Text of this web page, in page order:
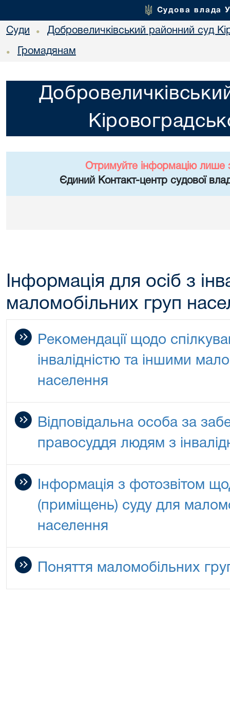
Судова влада
Суди • Добровеличківський районний суд
• Громадянам
Отримуйте інформацію лише
Єдиний Контакт-центр судової
Інформація для осіб з
маломобільних груп
Рекомендації щодо
інвалідністю та іншими
населення
Відповідальна особа за
правосуддя людям з
Інформація з фотозвітом
(приміщень) суду для
населення
Поняття маломобільних